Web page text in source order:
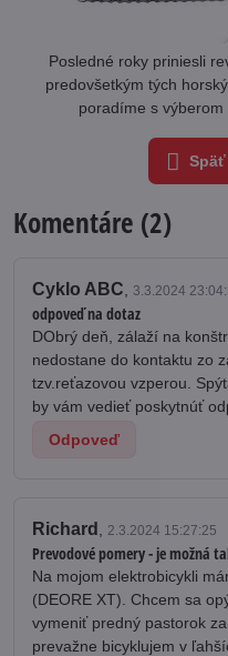
Posledné roky priniesli
predovšetkým tých
poradíme s
Komentáre (2)
Cyklo ABC, 3.3.2024
odpoveď na dotaz
DObrý deň, zálaží na
nedostane do kontaktu zo
tzv.reťazovou vzperou.
by vám vedieť poskytnúť
Odpoveď
Richard 2.3.2024 15:27:25
Prevodové pomery - je možná
Na mojom elektrobicykli
(DEORE XT). Chcem sa
vymeniť predný pastorok
prevažne bicyklujem v